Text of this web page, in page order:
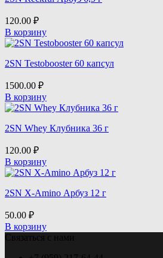
120.00 ₽
В корзину
2SN Testobooster 60 капсул
1500.00 ₽
В корзину
2SN Whey Клубника 36 г
120.00 ₽
В корзину
2SN X-Amino Арбуз 12 г
50.00 ₽
В корзину
Связаться с нами